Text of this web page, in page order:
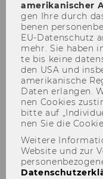
Contact
amerikanischer
gen Ihre durch
be­nen
EU-​Datenschutz
mehr. Sie haben
te bis keine
den USA und
amerikanische
Daten er­lan­gen.
nen Coo­kies
bitte auf
nen Sie die
Weitere
Website und zur